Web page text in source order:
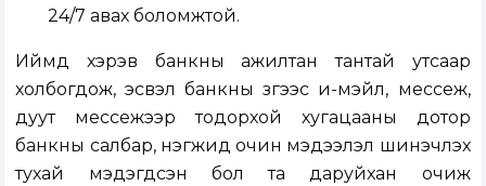
24/7 авах боломжтой.
Иймд хэрэв банкны ажилтан тантай утсаар
холбогдож, эсвэл банкны зүгээс и-мэйл, мессеж,
дуут мессежээр тодорхой хугацааны дотор
банкны салбар, нэгжид очин мэдээлэл шинэчлэх
тухай мэдэгдсэн бол та даруйхан очиж